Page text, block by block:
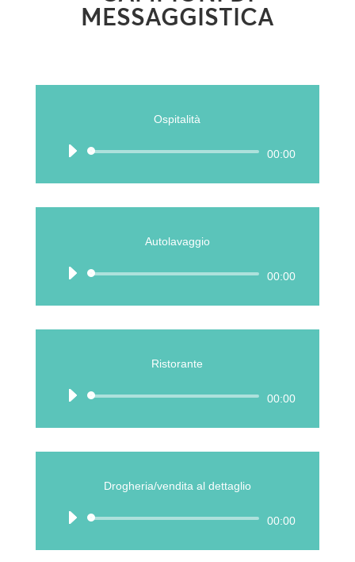
MESSAGGISTICA
Ospitalità
Audio
00:00
Autolavaggio
Audio
00:00
Ristorante
Audio
00:00
Drogheria/vendita al dettaglio
Audio
00:00